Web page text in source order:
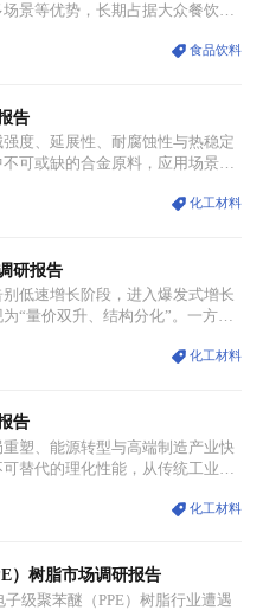
景等优势，长期占据大众餐饮重
级、线上流量变革、新零售业态
、政策、技术多重驱动下，依旧
力。
食品饮料
告
度、延展性、耐腐蚀性与热稳定
可或缺的合金原料，应用场景横
依托理化优势，镍被全球主要经
矿产，全球产业形成“印尼掌控
导消费与技术、工艺向低碳湿法
位”的全新格局。
化工材料
研报告
低速增长阶段，进入爆发式增长
“量价双升、结构分化”。一方面
产品、需求、应用场景呈现明显
值领域与规模化工业应用形成两
化工材料
告
塑、能源转型与高端制造产业快
替代的理化性能，从传统工业金
系重估的新阶段。钼是典型难熔
制造、军工、新能源等多个核心
体系中不可或缺的基础材料。
化工材料
）树脂市场调研报告
级聚苯醚（PPE）树脂行业遭遇